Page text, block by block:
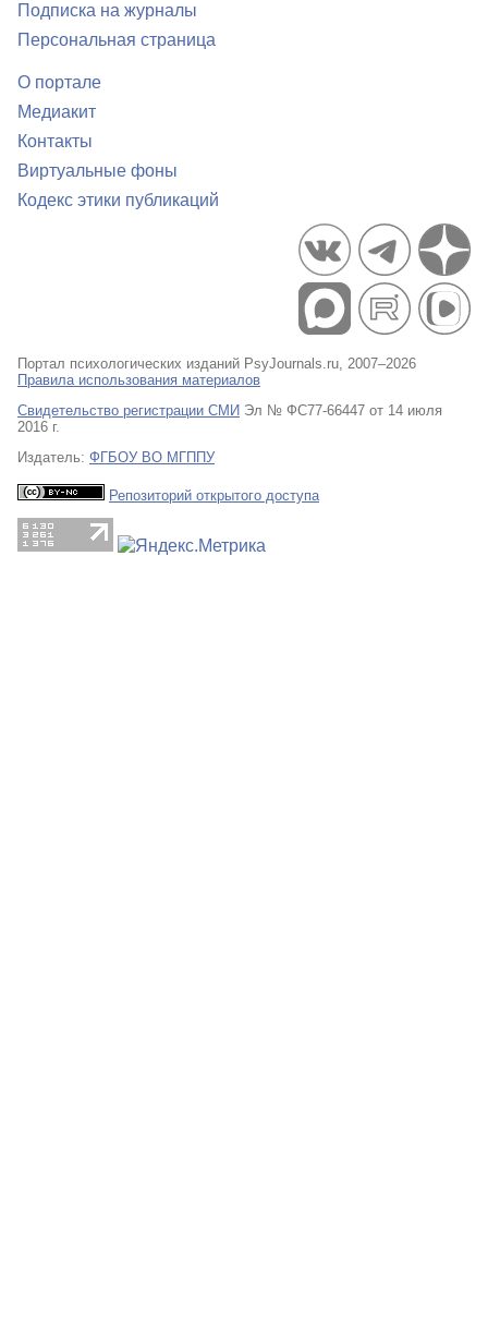
Подписка на журналы
Персональная страница
О портале
Медиакит
Контакты
Виртуальные фоны
Кодекс этики публикаций
Портал психологических изданий PsyJournals.ru, 2007–2026
Правила использования материалов
Свидетельство регистрации СМИ Эл № ФС77-66447 от 14 июля
2016 г.
Издатель: ФГБОУ ВО МГППУ
Репозиторий открытого доступа